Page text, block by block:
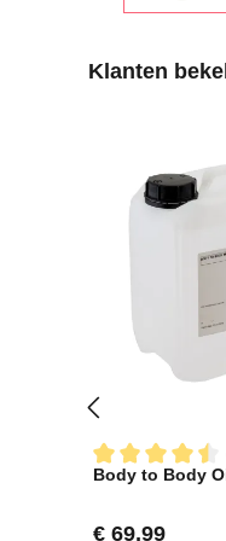
Productgalerij
Klanten
Gemiddelde
Body to Body
Normale prijs:
€ 69,99